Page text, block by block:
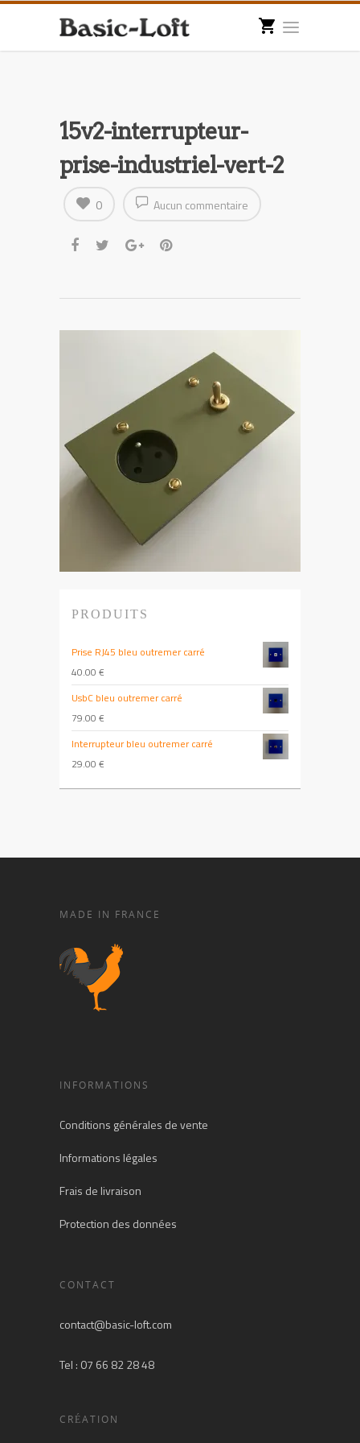
15v2-interrupteur-
prise-industriel-vert-2
Aucun commentaire
0
PRODUITS
Prise RJ45 bleu outremer carré
40.00 €
UsbC bleu outremer carré
79.00 €
Interrupteur bleu outremer carré
29.00 €
MADE IN FRANCE
INFORMATIONS
Conditions générales de vente
Informations légales
Frais de livraison
Protection des données
CONTACT
contact@basic-loft.com
Tel : 07 66 82 28 48
CRÉATION